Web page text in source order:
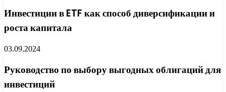
Инвестиции в ETF как способ диверсификации и
роста капитала
03.09.2024
Руководство по выбору выгодных облигаций для
инвестиций